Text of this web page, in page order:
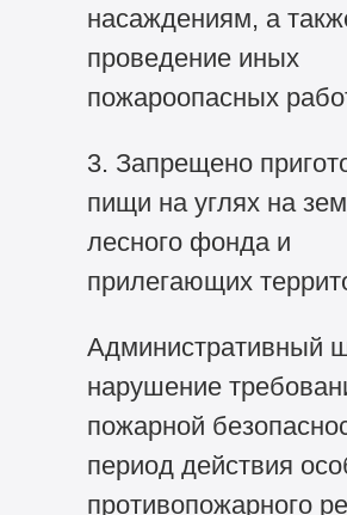
насаждениям, а
проведение иных
пожароопасных
3. Запрещено
пищи на углях на
лесного фонда и
прилегающих
Административный
нарушение
пожарной
период действия
противопожарного